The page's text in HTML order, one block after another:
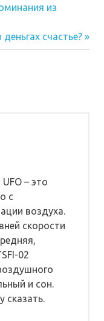
из
счастье?
– это
с
воздуха.
скорости
02
и сон.
сказать.